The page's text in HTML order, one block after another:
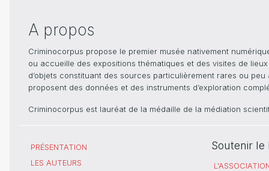
A propos
Criminocorpus propose le premier musée nativement
ou accueille des expositions thématiques et des visites de
d’objets constituant des sources particulièrement rares ou
proposent des données et des instruments d’exploration
Criminocorpus est lauréat de la médaille de la médiation
PRÉSENTATION
LES AUTEURS
Soutenir le